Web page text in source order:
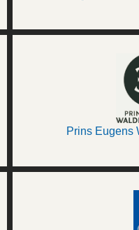
Prins Eugens